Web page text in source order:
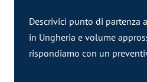
Descrivici punto di partenza
in Ungheria e volume
rispondiamo con un